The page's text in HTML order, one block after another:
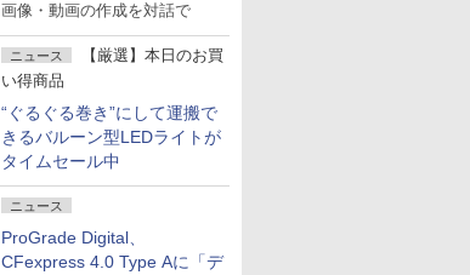
画像・動画の作成を対話で
ニュース
【厳選】本日のお買
い得商品
“ぐるぐる巻き”にして運搬で
きるバルーン型LEDライトが
タイムセール中
ニュース
ProGrade Digital、
CFexpress 4.0 Type Aに「デ